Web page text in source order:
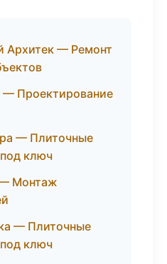
Архитек — Ремонт
Проектирование
— Плиточные
ключ
Монтаж
— Плиточные
ключ